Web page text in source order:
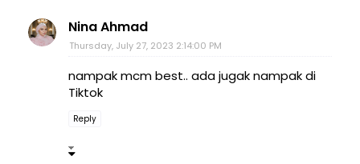
Nina Ahmad
Thursday, July 27, 2023 2:14:00 PM
nampak mcm best.. ada jugak nampak di
Tiktok
Reply